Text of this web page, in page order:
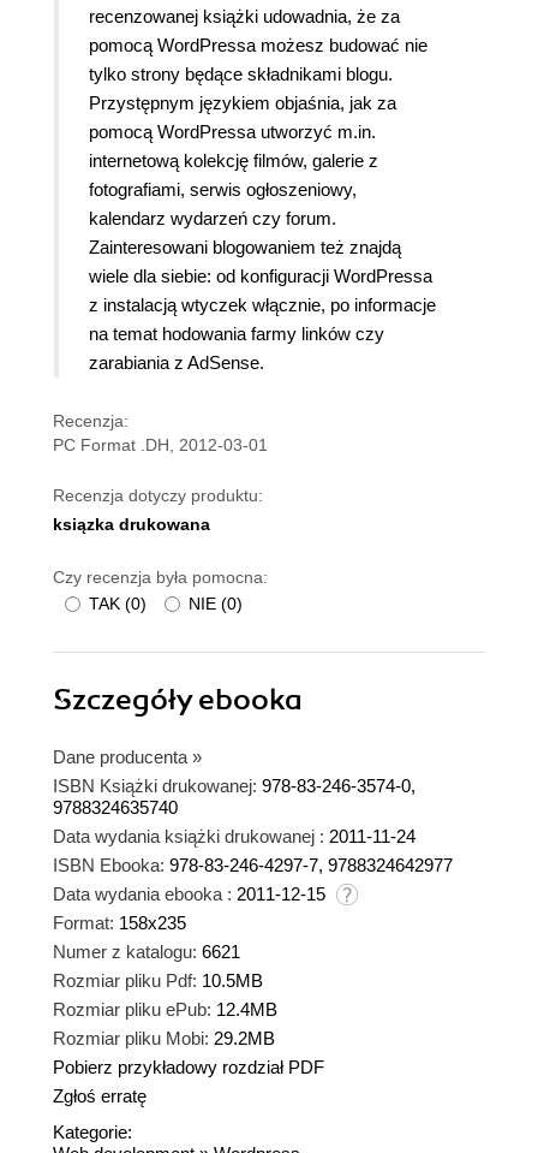
recenzowanej książki udowadnia, że za
pomocą WordPressa możesz budować nie
tylko strony będące składnikami blogu.
Przystępnym językiem objaśnia, jak za
pomocą WordPressa utworzyć m.in.
internetową kolekcję filmów, galerie z
fotografiami, serwis ogłoszeniowy,
kalendarz wydarzeń czy forum.
Zainteresowani blogowaniem też znajdą
wiele dla siebie: od konfiguracji WordPressa
z instalacją wtyczek włącznie, po informacje
na temat hodowania farmy linków czy
zarabiania z AdSense.
Recenzja:
PC Format .DH, 2012-03-01
Recenzja dotyczy produktu:
ksiązka drukowana
Czy recenzja była pomocna:
TAK (0) NIE (0)
Szczegółyebooka
Dane producenta »
ISBN Książki drukowanej: 978-83-246-3574-0,
9788324635740
Data wydania książki drukowanej : 2011-11-24
ISBN Ebooka: 978-83-246-4297-7, 9788324642977
Data wydania ebooka : 2011-12-15
Format: 158x235
Numer z katalogu: 6621
Rozmiar pliku Pdf: 10.5MB
Rozmiar pliku ePub: 12.4MB
Rozmiar pliku Mobi: 29.2MB
Pobierz przykładowy rozdział PDF
Zgłoś erratę
Kategorie: